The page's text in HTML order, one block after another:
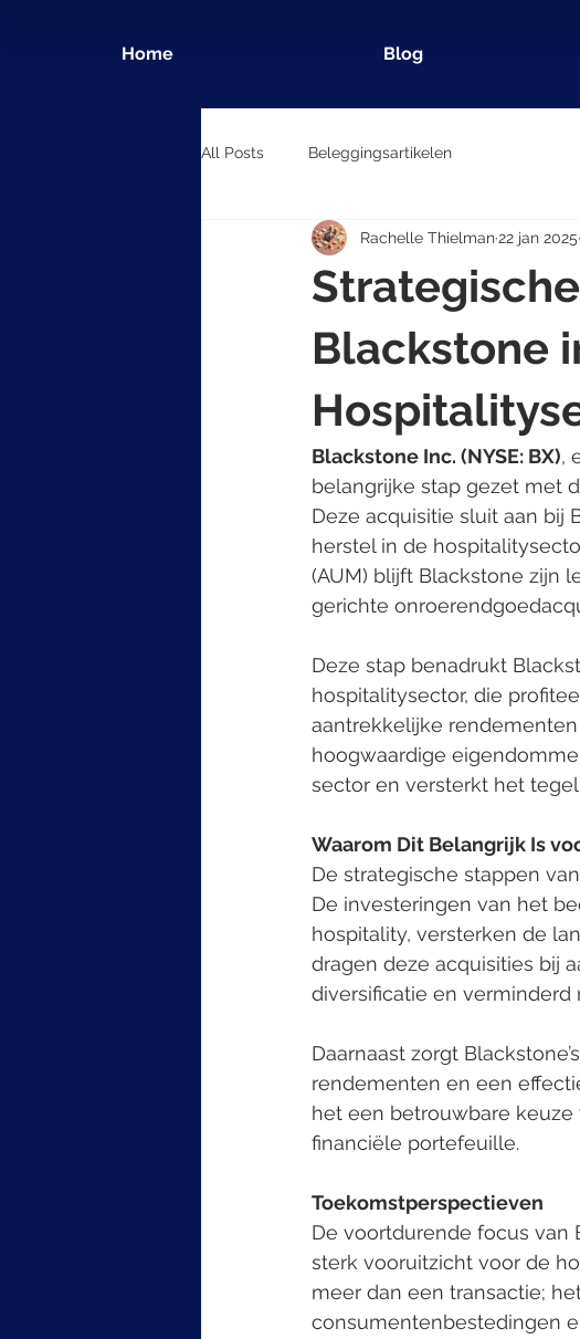
Home Blog
All Posts Beleggingsartikelen
Blackstone
Rachelle Thielman22 jan 2025
Blackstone Inc. (NYSE: BX),
belangrijke stap gezet met
Deze acquisitie sluit aan bij
herstel in de
(AUM) blijft Blackstone zijn
gerichte
Deze stap benadrukt
hospitalitysector, die
aantrekkelijke
hoogwaardige
sector en versterkt het
Waarom Dit Belangrijk Is
De strategische stappen
De investeringen van het
hospitality, versterken de
dragen deze acquisities bij
diversificatie en verminderd
Daarnaast zorgt
rendementen en een
het een betrouwbare keuze
financiële portefeuille.
Toekomstperspectieven
De voortdurende focus van
sterk vooruitzicht voor de
meer dan een transactie;
consumentenbestedingen